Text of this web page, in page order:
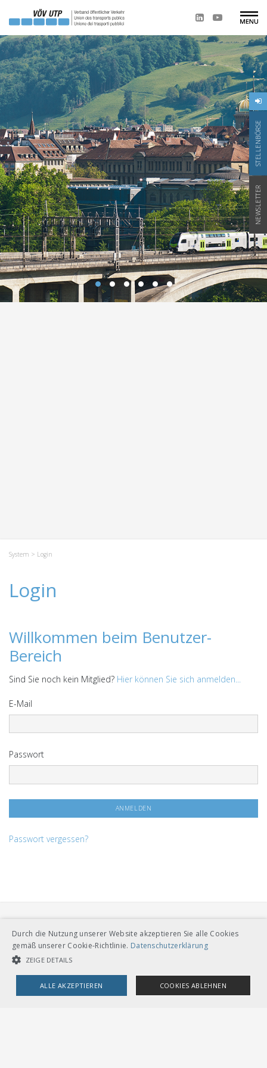
STELLENBÖRSE
NEWSLETTER
System > Login
Login
Willkommen beim Benutzer-
Bereich
Sind Sie noch kein Mitglied? Hier können Sie sich anmelden...
E-Mail
Passwort
Passwort vergessen?
VERBAND ÖFFENTLICHER VERKEHR
Dählhölzliweg 12
CH-3005 Bern
Durch die Nutzung unserer Website akzeptieren Sie alle Cookies
gemäß unserer Cookie-Richtlinie. Datenschutzerklärung
ZEIGE DETAILS
ALLE AKZEPTIEREN COOKIES ABLEHNEN